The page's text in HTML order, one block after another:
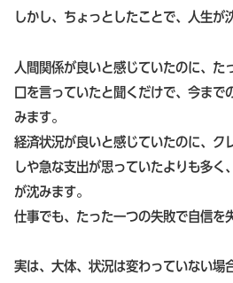
しかし、ちょっとしたことで、人生が
人間関係が良いと感じていたのに、た
口を言っていたと聞くだけで、今まで
みます。
経済状況が良いと感じていたのに、ク
しや急な支出が思っていたよりも多く
が沈みます。
仕事でも、たった一つの失敗で自信を
実は、大体、状況は変わっていない場